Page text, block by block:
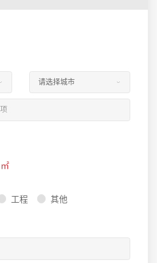
㎡
工程 其他